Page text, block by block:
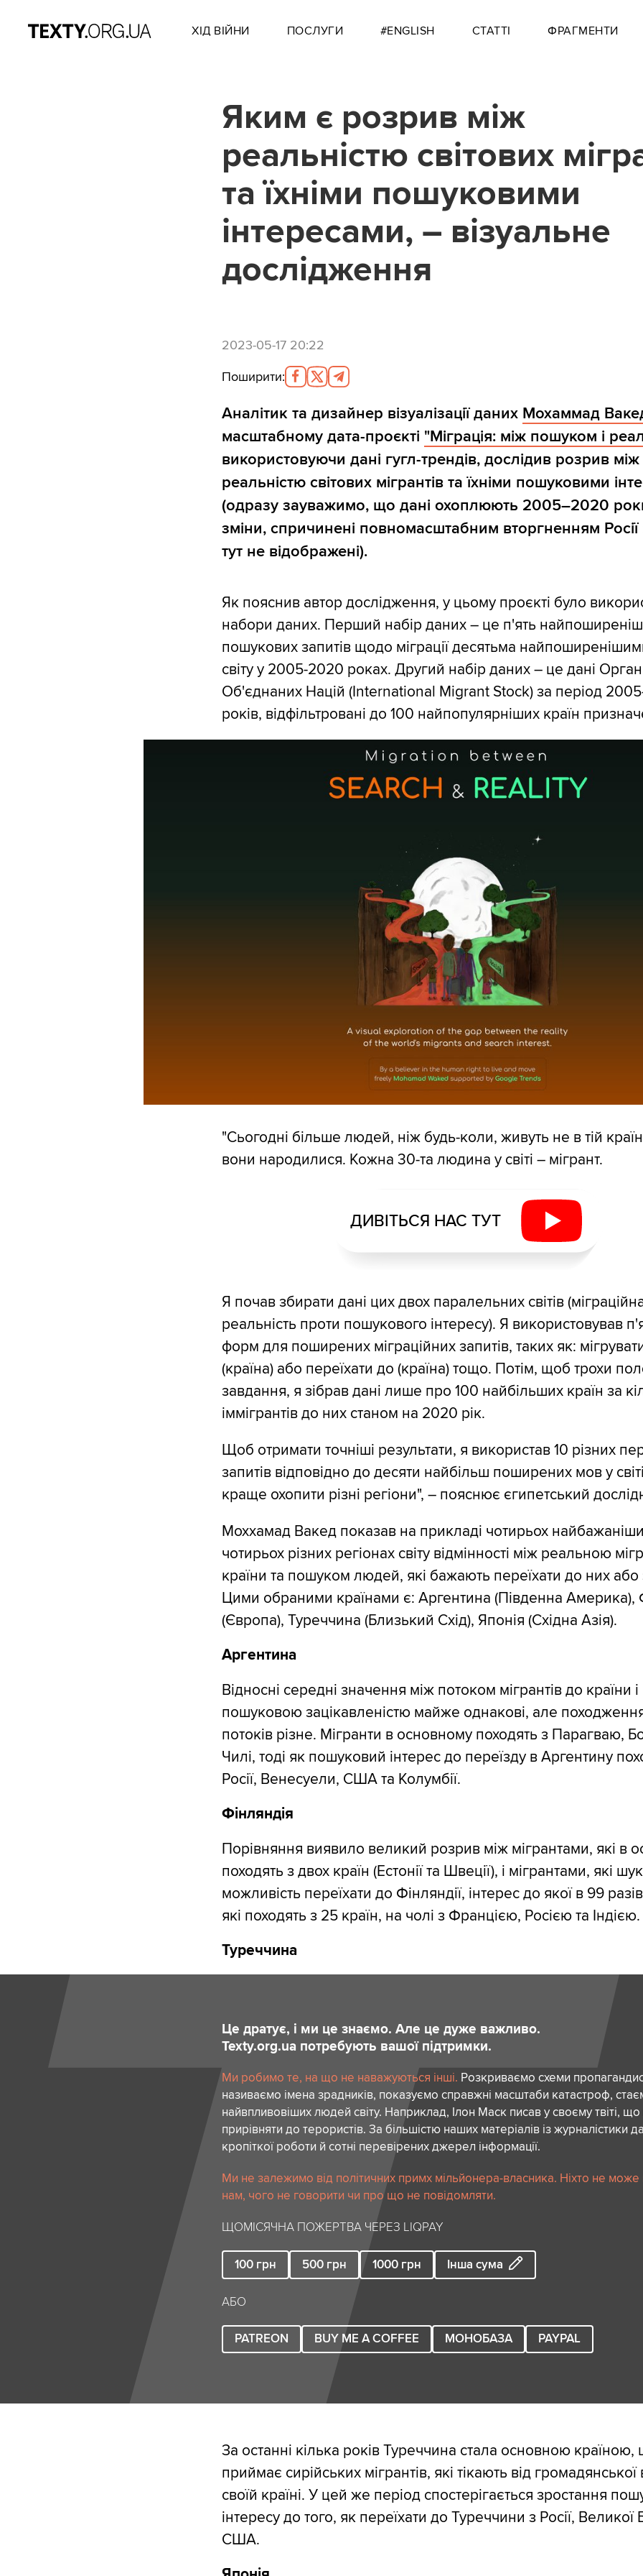
ХІД ВІЙНИ ПОСЛУГИ #ENGLISH СТАТТІ ФРАГМЕНТИ
Яким є розрив між
реальністю світових
та їхніми пошуковими
інтересами, – візуальне
дослідження
2023-05-17 20:22
Поширити:
Аналітик та дизайнер візуалізації даних Мохаммад
масштабному дата-проєкті "Міграція: між пошуком і
використовуючи дані гугл-трендів, дослідив розрив між
реальністю світових мігрантів та їхніми пошуковими
(одразу зауважимо, що дані охоплюють 2005–2020
зміни, спричинені повномасштабним вторгненням Росії
тут не відображені).
Як пояснив автор дослідження, у цьому проєкті було
набори даних. Перший набір даних – це п'ять
пошукових запитів щодо міграції десятьма
світу у 2005-2020 роках. Другий набір даних – це дані
Об'єднаних Націй (International Migrant Stock) за період
років, відфільтровані до 100 найпопулярніших країн
"Сьогодні більше людей, ніж будь-коли, живуть не в тій
вони народилися. Кожна 30-та людина у світі – мігрант.
ДИВІТЬСЯ НАС ТУТ
Я почав збирати дані цих двох паралельних світів
реальність проти пошукового інтересу). Я використовував
форм для поширених міграційних запитів, таких як:
(країна) або переїхати до (країна) тощо. Потім, щоб трохи
завдання, я зібрав дані лише про 100 найбільших країн за
іммігрантів до них станом на 2020 рік.
Щоб отримати точніші результати, я використав 10 різних
запитів відповідно до десяти найбільш поширених мов у
краще охопити різні регіони", – пояснює єгипетський
Моххамад Вакед показав на прикладі чотирьох
чотирьох різних регіонах світу відмінності між реальною
країни та пошуком людей, які бажають переїхати до них або
Цими обраними країнами є: Аргентина (Південна Америка),
(Європа), Туреччина (Близький Схід), Японія (Східна Азія).
Аргентина
Відносні середні значення між потоком мігрантів до країни і
пошуковою зацікавленістю майже однакові, але
потоків різне. Мігранти в основному походять з Парагваю,
Чилі, тоді як пошуковий інтерес до переїзду в Аргентину
Росії, Венесуели, США та Колумбії.
Фінляндія
Порівняння виявило великий розрив між мігрантами, які в
походять з двох країн (Естонії та Швеції), і мігрантами, які
можливість переїхати до Фінляндії, інтерес до якої в 99
які походять з 25 країн, на чолі з Францією, Росією та Індією.
Туреччина
Це дратує, і ми це знаємо. Але це дуже важливо.
Texty.org.ua потребують вашої підтримки.
Ми робимо те, на що не наважуються інші. Розкриваємо схеми
називаємо імена зрадників, показуємо справжні масштаби катастроф,
найвпливовіших людей світу. Наприклад, Ілон Маск писав у своєму твіті,
прирівняти до терористів. За більшістю наших матеріалів із журналістики
кропіткої роботи й сотні перевірених джерел інформації.
Ми не залежимо від політичних примх мільйонера-власника. Ніхто не може
нам, чого не говорити чи про що не повідомляти.
ЩОМІСЯЧНА ПОЖЕРТВА ЧЕРЕЗ LIQPAY
100 грн 500 грн 1000 грн Інша сума
АБО
PATREON BUY ME A COFFEE МОНОБАЗА PAYPAL
За останні кілька років Туреччина стала основною країною,
приймає сирійських мігрантів, які тікають від громадянської
своїй країні. У цей же період спостерігається зростання
інтересу до того, як переїхати до Туреччини з Росії, Великої
США.